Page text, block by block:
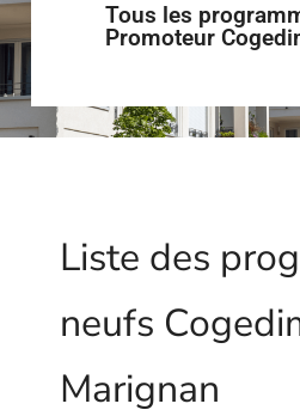
Tous les
Promoteur
Liste des
neufs
Marignan